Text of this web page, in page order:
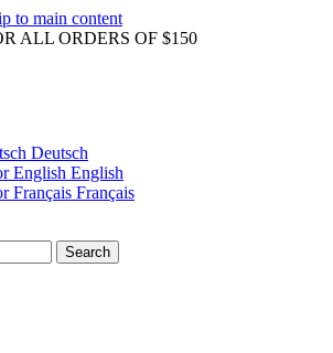
to main content
ALL ORDERS OF $150
Deutsch
English
Français
Search